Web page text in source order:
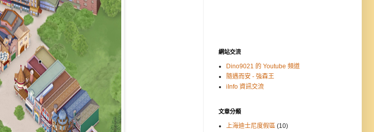
網站交流
Dino9021 的 Youtube 頻道
隨遇而安 - 強森王
iInfo 資訊交流
文章分類
上海迪士尼度假區 (10)